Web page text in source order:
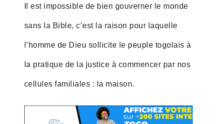
Il est impossible de bien gouverner le monde
sans la Bible, c’est la raison pour laquelle
l’homme de Dieu sollicite le peuple togolais à
la pratique de la justice à commencer par nos
cellules familiales : la maison.